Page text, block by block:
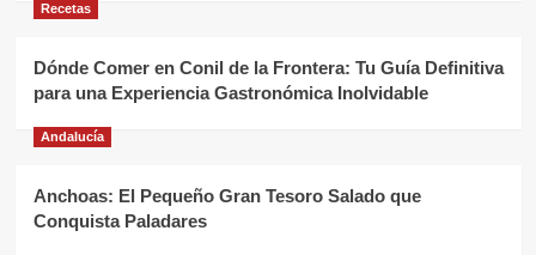
Recetas
Dónde Comer en Conil de la Frontera: Tu Guía Definitiva
para una Experiencia Gastronómica Inolvidable
Andalucía
Anchoas: El Pequeño Gran Tesoro Salado que
Conquista Paladares